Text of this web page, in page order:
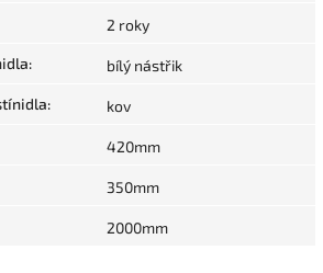
2 roky
: bílý nástřik
: kov
420mm
350mm
2000mm